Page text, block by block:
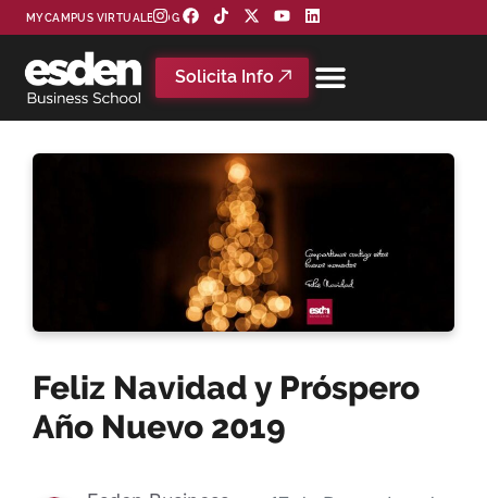
MYCAMPUS VIRTUAL BLOG
Solicita Info
Feliz Navidad y Próspero
Año Nuevo 2019